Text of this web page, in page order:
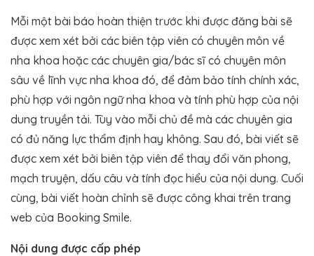
Mỗi một bài báo hoàn thiện trước khi được đăng bài sẽ
được xem xét bởi các biên tập viên có chuyên môn về
nha khoa hoặc các chuyên gia/bác sĩ có chuyên môn
sâu về lĩnh vực nha khoa đó, để đảm bảo tính chính xác,
phù hợp với ngôn ngữ nha khoa và tính phù hợp của nội
dung truyền tải. Tùy vào mỗi chủ đề mà các chuyên gia
có đủ năng lực thẩm định hay không. Sau đó, bài viết sẽ
được xem xét bởi biên tập viên để thay đổi văn phong,
mạch truyện, dấu câu và tính đọc hiểu của nội dung. Cuối
cùng, bài viết hoàn chỉnh sẽ được công khai trên trang
web của Booking Smile.
Nội dung được cấp phép